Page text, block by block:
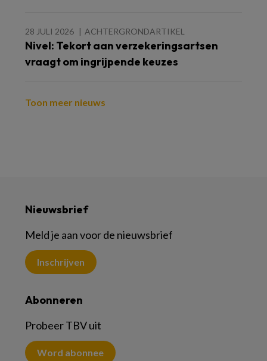
28 JULI 2026 ACHTERGRONDARTIKEL
Nivel: Tekort aan verzekeringsartsen
vraagt om ingrijpende keuzes
Toon meer nieuws
Nieuwsbrief
Meld je aan voor de nieuwsbrief
Inschrijven
Abonneren
Probeer TBV uit
Word abonnee